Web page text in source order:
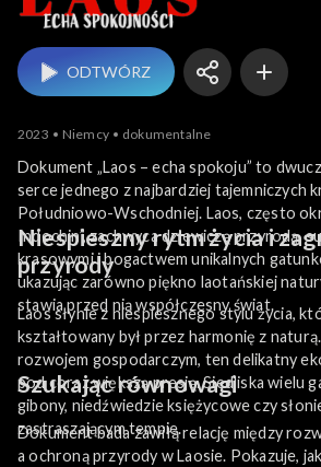
ODTWÓRZ
2023 Niemcy dokumentalne
Dokument „Laos – echa spokoju” to
serce jednego z najbardziej tajemniczych
Południowo-Wschodniej. Laos, często
Indochin”, zachwyca dziewiczą przyrodą,
krasowymi i bogactwem unikalnych
ukazując zarówno piękno laotańskiej
stawia przed nią współczesny świat.
Niespieszny rytm życia i
przyrody
Laos słynie z niespiesznego stylu życia,
kształtowany był przez harmonię z
rozwojem gospodarczym, ten delikatny
pod coraz większą presją. Siedliska wielu
gibony, niedźwiedzie księżycowe czy
zastraszającym tempie.
Szukając równowagi
Dokument bada zawiłą relację między
a ochroną przyrody w Laosie. Pokazuje,